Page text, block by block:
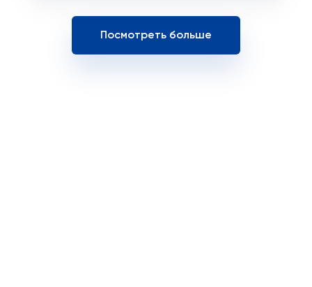
Посмотреть больше